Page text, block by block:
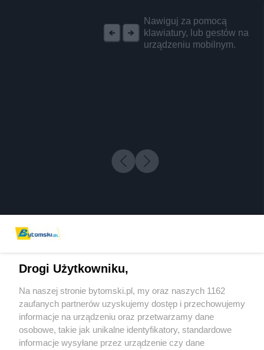
Nawiguj za pomocą
klawiatury, lub gestów na
urządzeniu mobilnym.
Wydawca mediów lokalnych
Drogi Użytkowniku,
Na naszej stronie bytomski.pl, my oraz naszych 1162
zaufanych partnerów uzyskujemy dostęp i przechowujemy
informacje na urządzeniu oraz przetwarzamy dane
osobowe, takie jak unikalne identyfikatory, standardowe
informacje wysyłane przez urządzenie czy dane